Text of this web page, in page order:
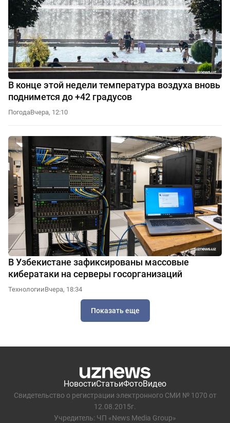
В конце этой недели температура воздуха вновь
поднимется до +42 градусов
ПогодаВчера, 12:10
В Узбекистане зафиксированы массовые
кибератаки на серверы госорганизаций
ТехнологииВчера, 18:34
Показать еще
НовостиСтатьиФотоВидео
Свидетельство о регистрации электронного СМИ № 1070 от
12.08.2015г.
Учредитель: ЧП «News Media Group»